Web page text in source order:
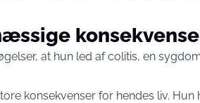
at hun led af colitis, en
konsekvenser for hendes liv.